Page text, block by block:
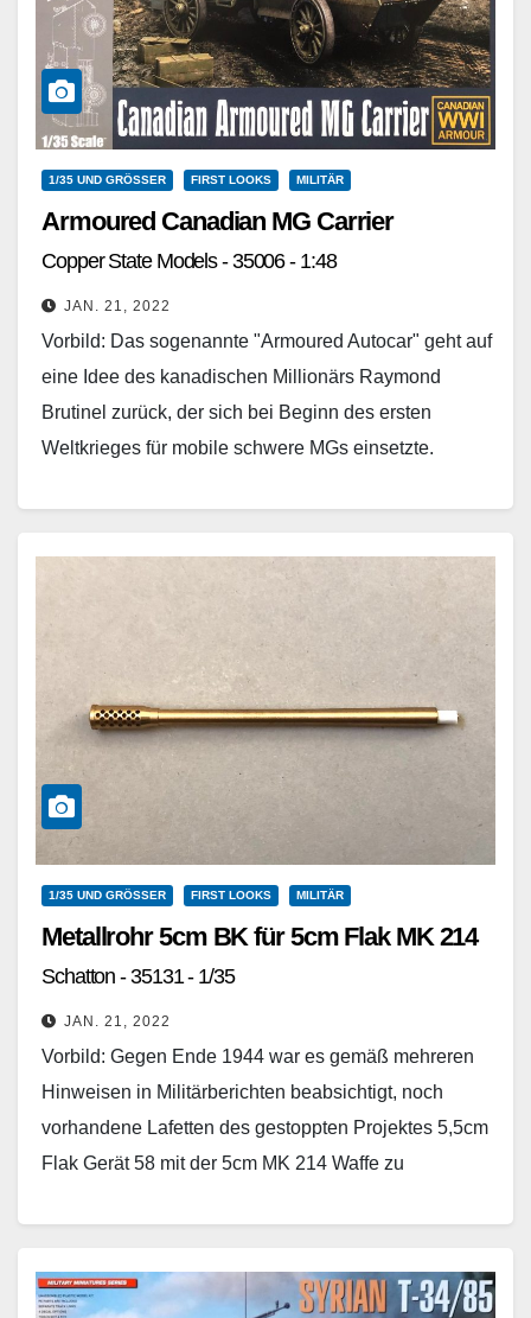
1/35 UND GRÖSSER FIRST LOOKS MILITÄR
Armoured Canadian MG Carrier
Copper State Models - 35006 - 1:48
JAN. 21, 2022
Vorbild: Das sogenannte "Armoured Autocar" geht auf
eine Idee des kanadischen Millionärs Raymond
Brutinel zurück, der sich bei Beginn des ersten
Weltkrieges für mobile schwere MGs einsetzte.
1/35 UND GRÖSSER FIRST LOOKS MILITÄR
Metallrohr 5cm BK für 5cm Flak MK 214
Schatton - 35131 - 1/35
JAN. 21, 2022
Vorbild: Gegen Ende 1944 war es gemäß mehreren
Hinweisen in Militärberichten beabsichtigt, noch
vorhandene Lafetten des gestoppten Projektes 5,5cm
Flak Gerät 58 mit der 5cm MK 214 Waffe zu